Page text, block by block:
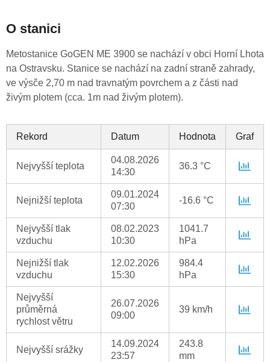
O stanici
Metostanice GoGEN ME 3900 se nachází v obci Horní Lhota
na Ostravsku. Stanice se nachází na zadní straně zahrady,
ve výsče 2,70 m nad travnatým povrchem a z části nad
živým plotem (cca. 1m nad živým plotem).
Rekord Datum Hodnota Graf
Nejvyšší teplota
04.08.2026
14:30
36.3 °C
Nejnižší teplota
09.01.2024
07:30
-16.6 °C
Nejvyšší tlak
vzduchu
08.02.2023
10:30
1041.7
hPa
Nejnižší tlak
vzduchu
12.02.2026
15:30
984.4
hPa
Nejvyšší
průměrná
rychlost větru
26.07.2026
09:00
39 km/h
Nejvyšší srážky
14.09.2024
23:57
243.8
mm